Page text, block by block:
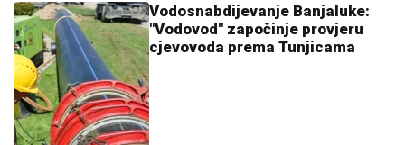
Vodosnabdijevanje Banjaluke:
"Vodovod" započinje provjeru
cjevovoda prema Tunjicama